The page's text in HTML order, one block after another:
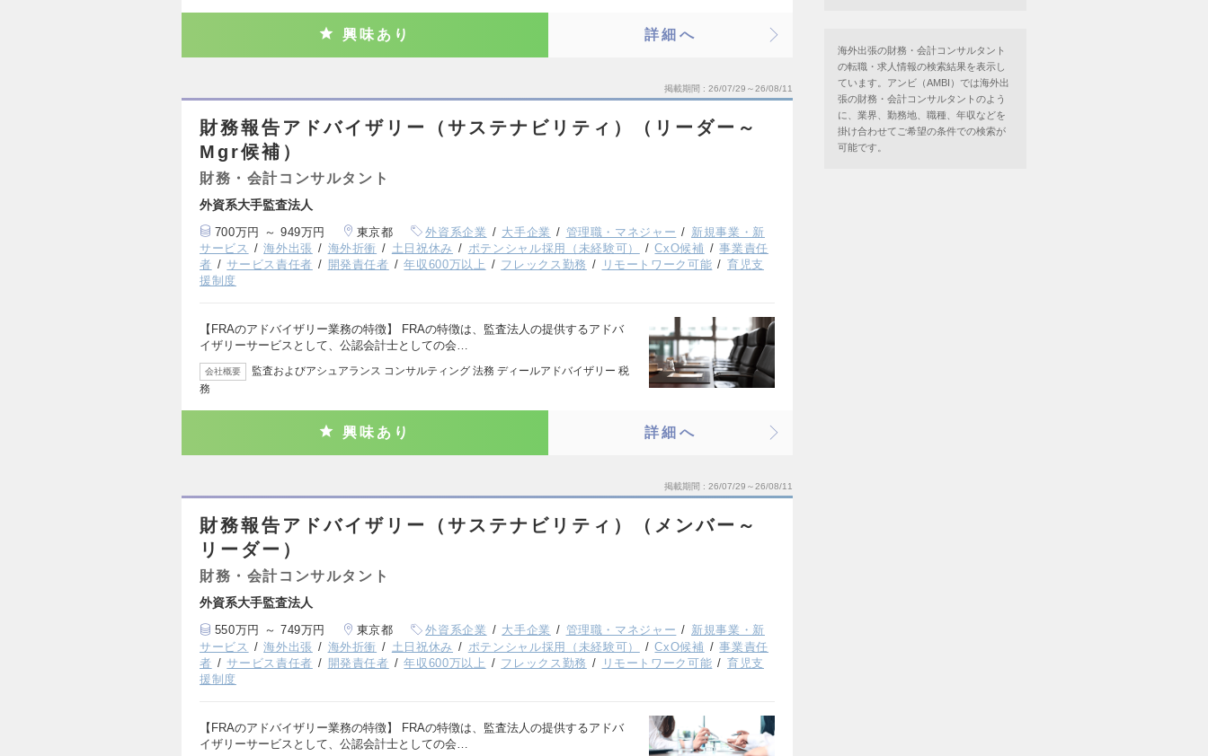
興味あり 詳細へ
掲載期間 26/07/29～26/08/11
財務報告アドバイザリー（サステナビリティ）（リーダー～
Mgr候補）
財務・会計コンサルタント
外資系大手監査法人
700万円 ～ 949万円 東京都 外資系企業 大手企業 管理職・マネジャー
新規事業・新
サービス
海外出張 海外折衝 土日祝休み ポテンシャル採用（未経験可） CxO候補
事業責任
者
サービス責任者 開発責任者 年収600万以上 フレックス勤務 リモートワーク可能
育児支
援制度
【FRAのアドバイザリー業務の特徴】 FRAの特徴は、監査法人の提供するアドバ
イザリーサービスとして、公認会計士としての会…
会社概要
監査およびアシュアランス コンサルティング 法務 ディールアドバイザリー 税
務
興味あり 詳細へ
掲載期間 26/07/29～26/08/11
財務報告アドバイザリー（サステナビリティ）（メンバー～
リーダー）
財務・会計コンサルタント
外資系大手監査法人
550万円 ～ 749万円 東京都 外資系企業 大手企業 管理職・マネジャー
新規事業・新
サービス
海外出張 海外折衝 土日祝休み ポテンシャル採用（未経験可） CxO候補
事業責任
者
サービス責任者 開発責任者 年収600万以上 フレックス勤務 リモートワーク可能
育児支
援制度
【FRAのアドバイザリー業務の特徴】 FRAの特徴は、監査法人の提供するアドバ
イザリーサービスとして、公認会計士としての会…
海外出張の財務・会計コンサルタント
の転職・求人情報の検索結果を表示し
ています。アンビ（AMBI）では海外出
張の財務・会計コンサルタントのよう
に、業界、勤務地、職種、年収などを
掛け合わせてご希望の条件での検索が
可能です。